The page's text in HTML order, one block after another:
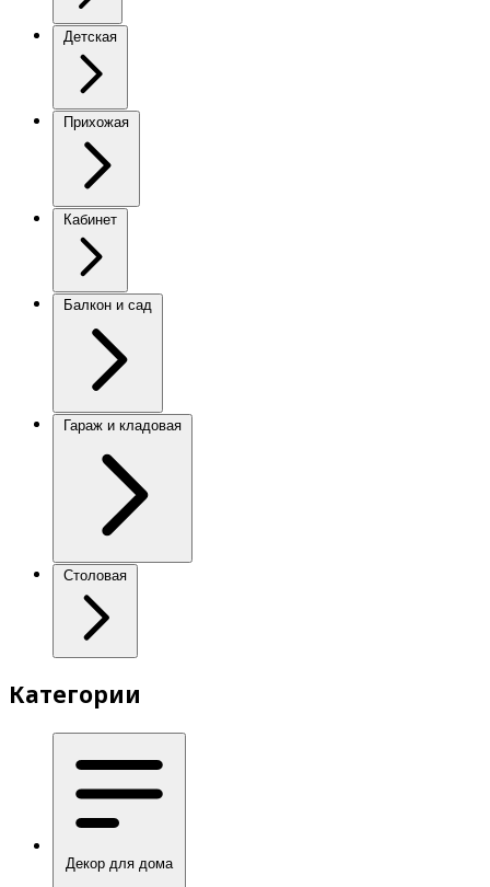
Детская
Прихожая
Кабинет
Балкон и сад
Гараж и кладовая
Столовая
Категории
Декор для дома